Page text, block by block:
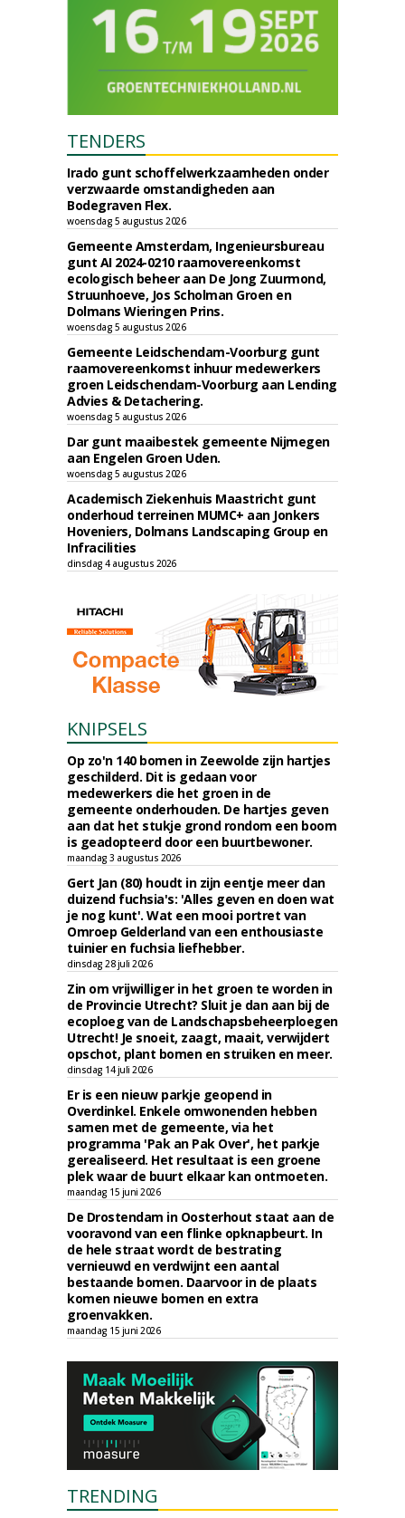
TENDERS
Irado gunt schoffelwerkzaamheden onder
verzwaarde omstandigheden aan
Bodegraven Flex.
woensdag 5 augustus 2026
Gemeente Amsterdam, Ingenieursbureau
gunt AI 2024-0210 raamovereenkomst
ecologisch beheer aan De Jong Zuurmond,
Struunhoeve, Jos Scholman Groen en
Dolmans Wieringen Prins.
woensdag 5 augustus 2026
Gemeente Leidschendam-Voorburg gunt
raamovereenkomst inhuur medewerkers
groen Leidschendam-Voorburg aan Lending
Advies & Detachering.
woensdag 5 augustus 2026
Dar gunt maaibestek gemeente Nijmegen
aan Engelen Groen Uden.
woensdag 5 augustus 2026
Academisch Ziekenhuis Maastricht gunt
onderhoud terreinen MUMC+ aan Jonkers
Hoveniers, Dolmans Landscaping Group en
Infracilities
dinsdag 4 augustus 2026
KNIPSELS
Op zo'n 140 bomen in Zeewolde zijn hartjes
geschilderd. Dit is gedaan voor
medewerkers die het groen in de
gemeente onderhouden. De hartjes geven
aan dat het stukje grond rondom een boom
is geadopteerd door een buurtbewoner.
maandag 3 augustus 2026
Gert Jan (80) houdt in zijn eentje meer dan
duizend fuchsia's: 'Alles geven en doen wat
je nog kunt'. Wat een mooi portret van
Omroep Gelderland van een enthousiaste
tuinier en fuchsia liefhebber.
dinsdag 28 juli 2026
Zin om vrijwilliger in het groen te worden in
de Provincie Utrecht? Sluit je dan aan bij de
ecoploeg van de Landschapsbeheerploegen
Utrecht! Je snoeit, zaagt, maait, verwijdert
opschot, plant bomen en struiken en meer.
dinsdag 14 juli 2026
Er is een nieuw parkje geopend in
Overdinkel. Enkele omwonenden hebben
samen met de gemeente, via het
programma 'Pak an Pak Over', het parkje
gerealiseerd. Het resultaat is een groene
plek waar de buurt elkaar kan ontmoeten.
maandag 15 juni 2026
De Drostendam in Oosterhout staat aan de
vooravond van een flinke opknapbeurt. In
de hele straat wordt de bestrating
vernieuwd en verdwijnt een aantal
bestaande bomen. Daarvoor in de plaats
komen nieuwe bomen en extra
groenvakken.
maandag 15 juni 2026
TRENDING